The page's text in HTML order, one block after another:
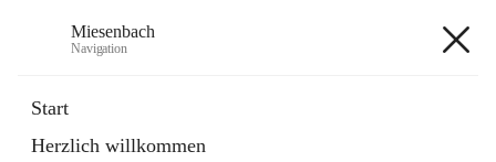
Miesenbach
Navigation
Start
Herzlich willkommen